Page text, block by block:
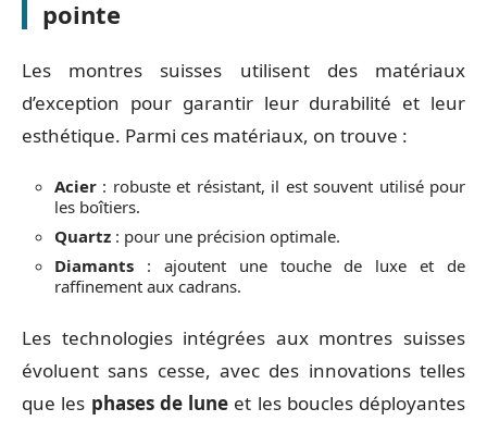
pointe
Les montres suisses utilisent des matériaux
d’exception pour garantir leur durabilité et leur
esthétique. Parmi ces matériaux, on trouve :
Acier : robuste et résistant, il est souvent utilisé pour
les boîtiers.
Quartz : pour une précision optimale.
Diamants : ajoutent une touche de luxe et de
raffinement aux cadrans.
Les technologies intégrées aux montres suisses
évoluent sans cesse, avec des innovations telles
que les phases de lune et les boucles déployantes